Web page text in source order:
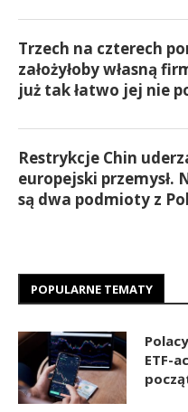
Trzech na czterech
założyłoby własną
już tak łatwo jej nie
Restrykcje Chin
europejski przemysł.
są dwa podmioty z
POPULARNE TEMATY
ETF-